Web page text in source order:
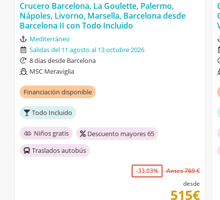
Crucero Barcelona, La Goulette, Palermo,
Nápoles, Livorno, Marsella, Barcelona desde
Barcelona II con Todo Incluido
Mediterráneo
Salidas del 11 agosto al 13 octubre 2026
8 días desde Barcelona
MSC Meraviglia
Financiación disponible
Todo Incluido
Niños gratis
Descuento mayores 65
Traslados autobús
-33.03%
Antes 769 €
desde
515€